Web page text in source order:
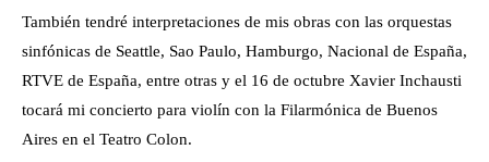
También tendré interpretaciones de mis obras con las orquestas
sinfónicas de Seattle, Sao Paulo, Hamburgo, Nacional de España,
RTVE de España, entre otras y el 16 de octubre Xavier Inchausti
tocará mi concierto para violín con la Filarmónica de Buenos
Aires en el Teatro Colon.